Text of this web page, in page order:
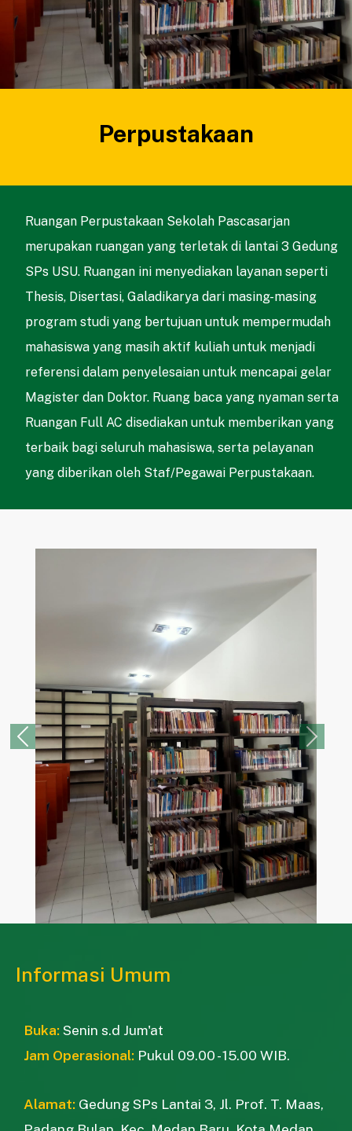
Perpustakaan
Ruangan Perpustakaan Sekolah Pascasarjan
merupakan ruangan yang terletak di lantai 3 Gedung
SPs USU. Ruangan ini menyediakan layanan seperti
Thesis, Disertasi, Galadikarya dari masing-masing
program studi yang bertujuan untuk mempermudah
mahasiswa yang masih aktif kuliah untuk menjadi
referensi dalam penyelesaian untuk mencapai gelar
Magister dan Doktor. Ruang baca yang nyaman serta
Ruangan Full AC disediakan untuk memberikan yang
terbaik bagi seluruh mahasiswa, serta pelayanan
yang diberikan oleh Staf/Pegawai Perpustakaan.
Previous Next
Informasi Umum
Buka:Senin s.d Jum'at
Jam Operasional: Pukul 09.00 - 15.00 WIB.
Alamat: Gedung SPs Lantai 3, Jl. Prof. T. Maas,